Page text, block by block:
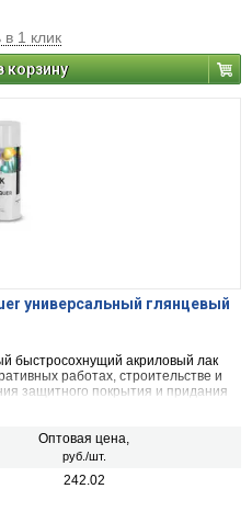
в 1 клик
корзину
универсальный глянцевый
быстросохнущий акриловый лак
работах, строительстве и
защитного покрытия и придания
кирпич). Для наружных и
Оптовая цена,
руб./шт.
242.02